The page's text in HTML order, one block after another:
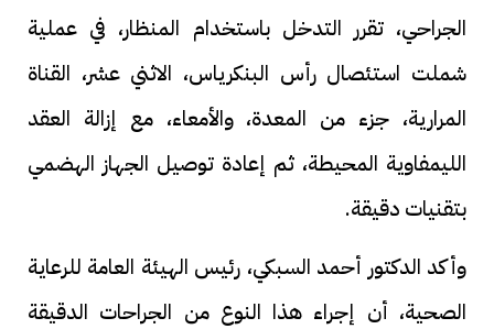
الجراحي، تقرر التدخل باستخدام المنظار، في عملية
شملت استئصال رأس البنكرياس، الاثني عشر، القناة
المرارية، جزء من المعدة، والأمعاء، مع إزالة العقد
الليمفاوية المحيطة، ثم إعادة توصيل الجهاز الهضمي
بتقنيات دقيقة.
وأكد الدكتور أحمد السبكي، رئيس الهيئة العامة للرعاية
الصحية، أن إجراء هذا النوع من الجراحات الدقيقة